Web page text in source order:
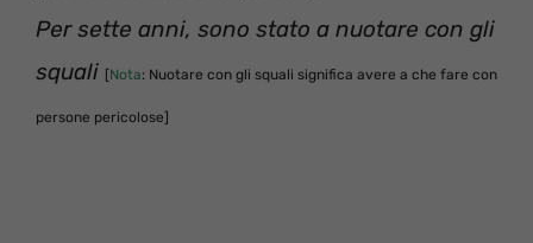
Per sette anni, sono stato a nuotare con gli
squali [Nota: Nuotare con gli squali significa avere a che fare con
persone pericolose]